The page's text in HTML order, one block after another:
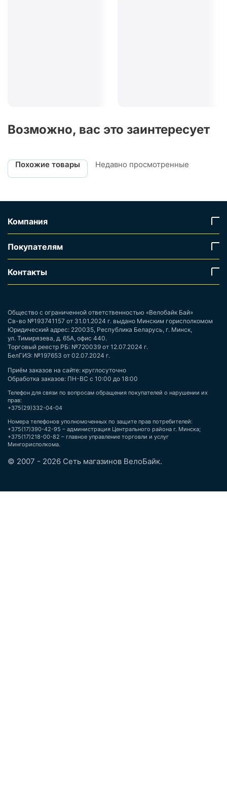
Возможно, вас это заинтересует
Похожие товары Недавно просмотренные
Компания
Покупателям
Контакты
Общество с ограниченной ответственностью «Велобайк Бай»
Св-во №193741157 от 31.01.2024 г. выдано Минским горисполкомом
Юридический адрес: 220035, Республика Беларусь, г. Минск,
ул. Тимирязева, д. 65А, офис 440.
Торговый реестр РБ: №720039 от 12.07.2024 г.
БелГИЭ: №197653 от 02.07.2024 г.
Приём заказов на сайте: круглосуточно
Обработка заказов: ПН-ВС с 10:00 до 18:00
Телефон для связи по вопросам обращения покупателей о нарушении их
прав:
+375(29)332-04-04
Номера телефонов уполномоченных по защите прав потребителей:
+375(17)390-42-95 – администрация Центрального района г. Минска;
+375(17)218-00-82 – главное управление торговли и услуг
Мингорисполкома.
© 2007 - 2026 Сеть магазинов ВелоБайк.